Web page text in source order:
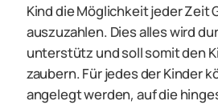
Kind die Möglichkeit jeder Zeit
auszuzahlen. Dies alles wird
unterstütz und soll somit den
zaubern. Für jedes der Kinder
angelegt werden, auf die